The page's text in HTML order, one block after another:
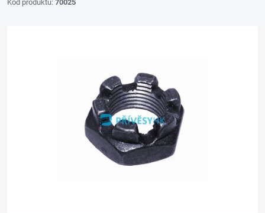
Kód produktu: 70025